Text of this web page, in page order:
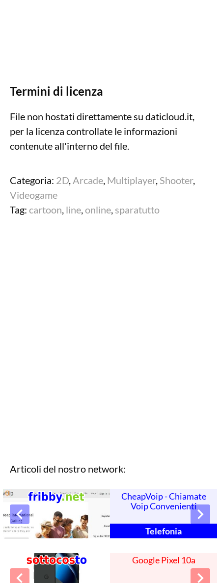
Termini di licenza
File non hostati direttamente su daticloud.it,
per la licenza controllate le informazioni
contenute all'interno del file.
Categoria: 2D Arcade Multiplayer, Shooter,
Videogame
Tag: cartoon line online sparatutto
Articoli del nostro network:
CheapVoip - Chiamate
Voip Convenienti
Telefonia
Google Pixel 10a